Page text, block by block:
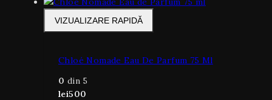
VIZUALIZARE RAPIDĂ
Chloé Nomade Eau De Parfum 75 Ml
0 din 5
lei500